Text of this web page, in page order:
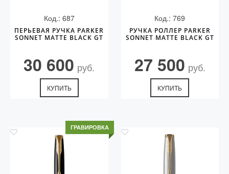
Код.: 687
ПЕРЬЕВАЯ РУЧКА PARKER
SONNET MATTE BLACK GT
30 600 руб.
КУПИТЬ
Код.: 769
РУЧКА РОЛЛЕР PARKER
SONNET MATTE BLACK GT
27 500 руб.
КУПИТЬ
ГРАВИРОВКА